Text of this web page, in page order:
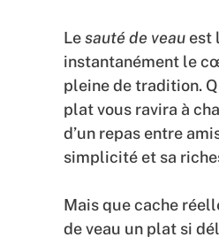
Lesauté de veau est
instantanément le
pleine de tradition.
plat vous ravira à
d’un repas entre
simplicité et sa
Mais que cache
de veau un plat si